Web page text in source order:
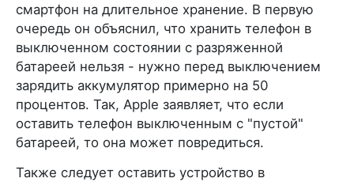
смартфон на длительное хранение. В первую
очередь он объяснил, что хранить телефон в
выключенном состоянии с разряженной
батареей нельзя - нужно перед выключением
зарядить аккумулятор примерно на 50
процентов. Так, Apple заявляет, что если
оставить телефон выключенным с "пустой"
батареей, то она может повредиться.
Также следует оставить устройство в